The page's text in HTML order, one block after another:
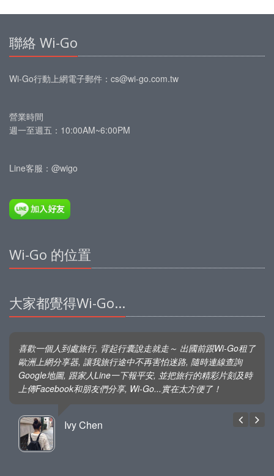
聯絡 Wi-Go
Wi-Go行動上網電子郵件： cs@wi-go.com.tw
營業時間
週一至週五：10:00AM~6:00PM
Line客服：@wigo
Wi-Go 的位置
大家都覺得Wi-Go...
喜歡一個人到處旅行, 背起行囊說走就走～ 出國前跟Wi-Go租了
歐洲上網分享器, 讓我旅行途中不再害怕迷路, 隨時連線查詢
Google地圖, 跟家人Line一下報平安, 並把旅行的精彩片刻及時
上傳Facebook和朋友們分享, Wi-Go...實在太方便了！
Ivy Chen